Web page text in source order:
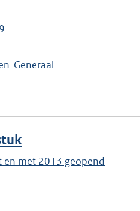
Generaal
en met 2013 geopend